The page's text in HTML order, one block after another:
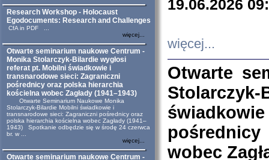
Research Workshop - Holocaust
Egodocuments: Research and Challenges
CfA in PDF ...
więcej...
Otwarte seminarium naukowe Centrum -
Monika Stolarczyk-Bilardie wygłosi
referat pt. Mobilni świadkowie i
transnarodowe sieci: Zagraniczni
pośrednicy oraz polska hierarchia
kościelna wobec Zagłady (1941–1943)
Otwarte Seminarium Naukowe Monika
Stolarczyk-Bilardie Mobilni świadkowie i
transnarodowe sieci: Zagraniczni pośrednicy oraz
polska hierarchia kościelna wobec Zagłady (1941–
1943) Spotkanie odbędzie się w środę 24 czerwca
br. w ...
więcej...
Otwarte seminarium naukowe Centrum -
19.06.2026
więcej...
Otwarte
wobec